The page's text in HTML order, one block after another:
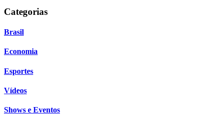
Categorias
Brasil
Economia
Esportes
Vídeos
Shows e Eventos